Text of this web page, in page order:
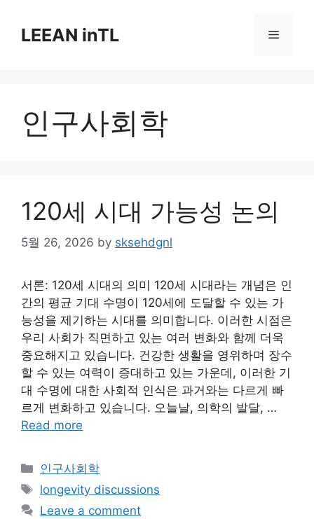
contentLEEAN inTL Menu
인구사회학
120세 시대 가능성 논의
5월 26, 2026 by sksehdgnl
서론: 120세 시대의 의미 120세 시대라는 개념은 인
간의 평균 기대 수명이 120세에 도달할 수 있는 가
능성을 제기하는 시대를 의미합니다. 이러한 시점은
우리 사회가 직면하고 있는 여러 변화와 함께 더욱
중요해지고 있습니다. 건강한 생활을 영위하며 장수
할 수 있는 여력이 증대하고 있는 가운데, 이러한 기
대 수명에 대한 사회적 인식은 과거와는 다르게 빠
르게 변화하고 있습니다. 오늘날, 의학의 발달, …
Read more
Categories
인구사회학
Tags
longevity discussions
Leave a comment